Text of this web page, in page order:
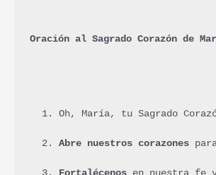
Oración al Sagrado Corazón de
Oh, María, tu Sagrado
Abre nuestros corazones